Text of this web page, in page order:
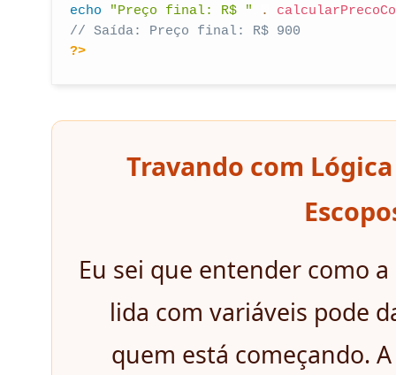
echo
"Preço final: R$ " .
// Saída: Preço final: R$ 900
?>
Travando com
Eu sei que entender como
lida com variáveis pode
quem está começando.